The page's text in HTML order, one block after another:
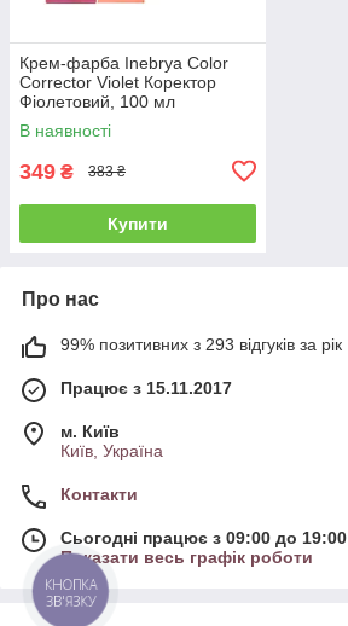
Крем-фарба Inebrya Сolor
Corrector Violet Коректор
Фіолетовий, 100 мл
(1006681)
В наявності
349 ₴ 383 ₴
Купити
Про нас
99% позитивних з 293 відгуків за рік
Працює з 15.11.2017
м. Київ
Київ, Україна
Контакти
Сьогодні працює з 09:00 до 19:00
Показати весь графік роботи
КНОПКА
ЗВ'ЯЗКУ